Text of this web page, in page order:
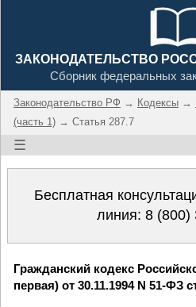
ЗАКОНОДАТЕЛЬСТВО
Сборник федеральных
Законодательство РФ → Кодексы →
(часть 1) → Статья 287.7
☰
Бесплатная
линия: 8 (800)
Гражданский кодекс
первая) от 30.11.1994 N 51-ФЗ